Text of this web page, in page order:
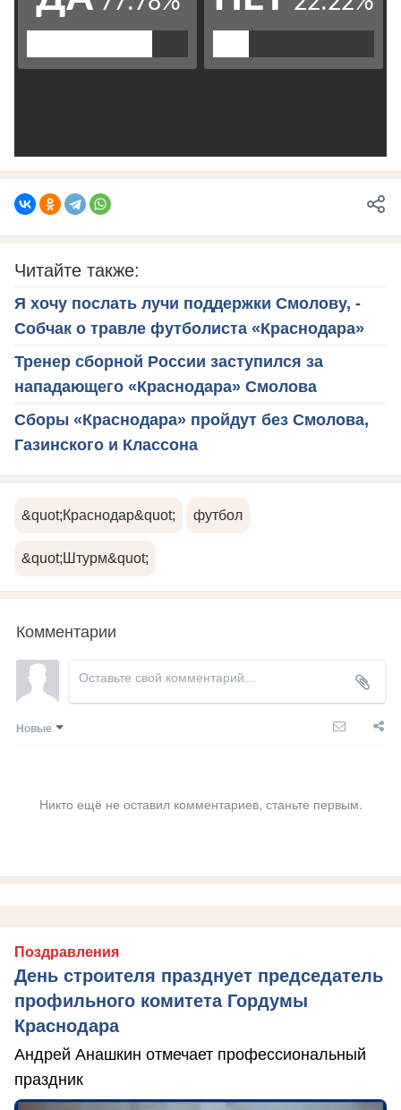
Читайте также:
Я хочу послать лучи поддержки Смолову, -
Собчак о травле футболиста «Краснодара»
Тренер сборной России заступился за
нападающего «Краснодара» Смолова
Сборы «Краснодара» пройдут без Смолова,
Газинского и Классона
&quot;Краснодар&quot; футбол
&quot;Штурм&quot;
Комментарии
Новые
Никто ещё не оставил комментариев, станьте первым.
Поздравления
День строителя празднует председатель
профильного комитета Гордумы
Краснодара
Андрей Анашкин отмечает профессиональный
праздник